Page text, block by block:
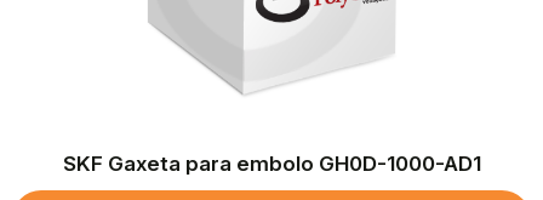
SKF Gaxeta para embolo GH0D-1000-AD1